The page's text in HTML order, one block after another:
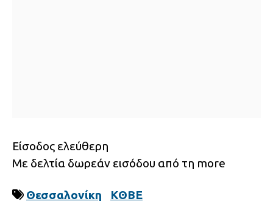
Είσοδος ελεύθερη
Με δελτία δωρεάν εισόδου από τη more
Θεσσαλονίκη ΚΘΒΕ